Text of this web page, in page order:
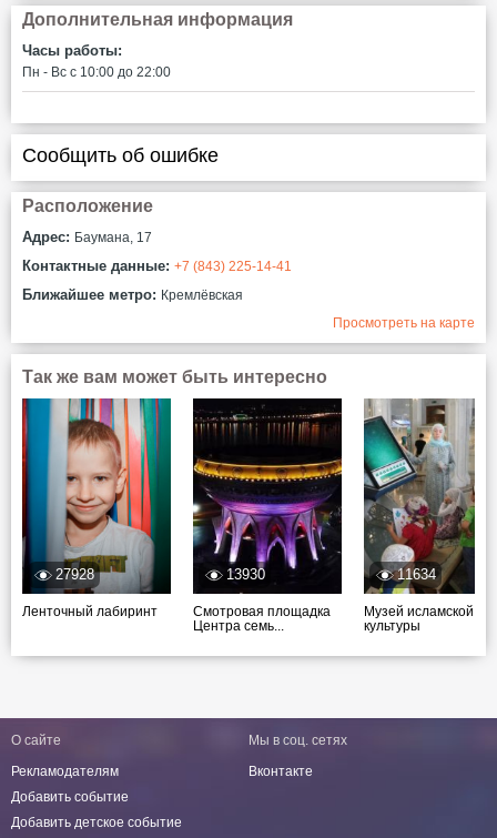
Дополнительная информация
Часы работы:
Пн - Вс c 10:00 до 22:00
Сообщить об ошибке
Расположение
Адрес: Баумана, 17
Контактные данные: +7 (843) 225-14-41
Ближайшее метро: Кремлёвская
Просмотреть на карте
Так же вам может быть интересно
27928
Ленточный лабиринт
13930
Смотровая площадка
Центра семь...
11634
Музей исламской
культуры
О сайте
Рекламодателям
Добавить событие
Добавить детское событие
Мы в соц. сетях
Вконтакте